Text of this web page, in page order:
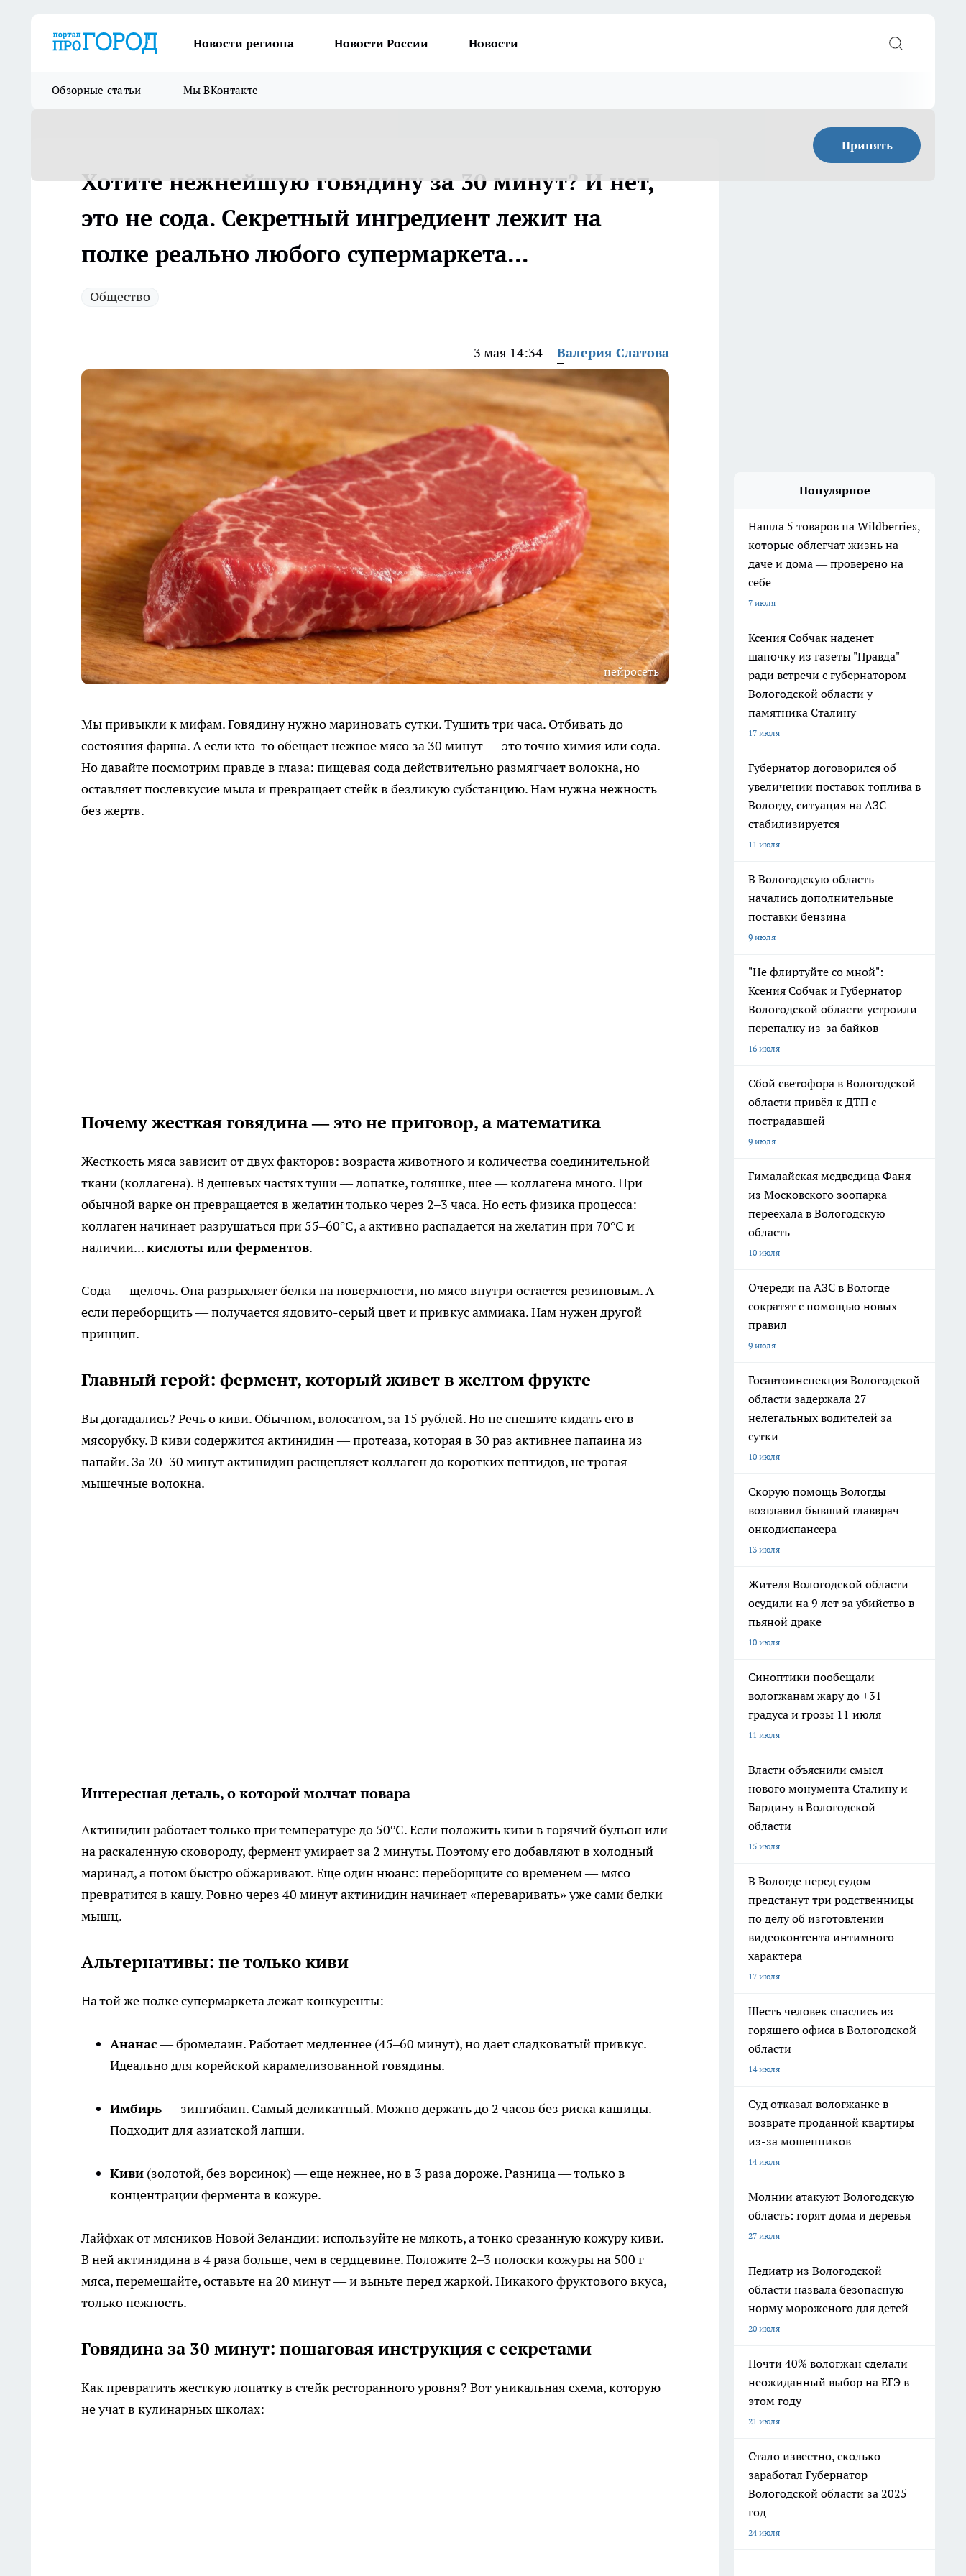
Новости региона Новости России Новости
Обзорные статьи Мы ВКонтакте
Принять
Хотите нежнейшую говядину за 30 минут? И нет,
это не сода. Секретный ингредиент лежит на
полке реально любого супермаркета...
Общество
3 мая 14:34 Валерия Слатова
нейросеть
Мы привыкли к мифам. Говядину нужно мариновать сутки. Тушить три часа. Отбивать до
состояния фарша. А если кто-то обещает нежное мясо за 30 минут — это точно химия или сода.
Но давайте посмотрим правде в глаза: пищевая сода действительно размягчает волокна, но
оставляет послевкусие мыла и превращает стейк в безликую субстанцию. Нам нужна нежность
без жертв.
Почему жесткая говядина — это не приговор, а математика
Жесткость мяса зависит от двух факторов: возраста животного и количества соединительной
ткани (коллагена). В дешевых частях туши — лопатке, голяшке, шее — коллагена много. При
обычной варке он превращается в желатин только через 2–3 часа. Но есть физика процесса:
коллаген начинает разрушаться при 55–60°C, а активно распадается на желатин при 70°C и
наличии...кислоты или ферментов.
Сода — щелочь. Она разрыхляет белки на поверхности, но мясо внутри остается резиновым. А
если переборщить — получается ядовито-серый цвет и привкус аммиака. Нам нужен другой
принцип.
Главный герой: фермент, который живет в желтом фрукте
Вы догадались? Речь о киви. Обычном, волосатом, за 15 рублей. Но не спешите кидать его в
мясорубку. В киви содержится актинидин — протеаза, которая в 30 раз активнее папаина из
папайи. За 20–30 минут актинидин расщепляет коллаген до коротких пептидов, не трогая
мышечные волокна.
Интересная деталь, о которой молчат повара
Актинидин работает только при температуре до 50°C. Если положить киви в горячий бульон или
на раскаленную сковороду, фермент умирает за 2 минуты. Поэтому его добавляют в холодный
маринад, а потом быстро обжаривают. Еще один нюанс: переборщите со временем — мясо
превратится в кашу. Ровно через 40 минут актинидин начинает «переваривать» уже сами белки
мышц.
Альтернативы: не только киви
На той же полке супермаркета лежат конкуренты:
Ананас— бромелаин. Работает медленнее (45–60 минут), но дает сладковатый привкус.
Идеально для корейской карамелизованной говядины.
Имбирь— зингибаин. Самый деликатный. Можно держать до 2 часов без риска кашицы.
Подходит для азиатской лапши.
Киви (золотой, без ворсинок) — еще нежнее, но в 3 раза дороже. Разница — только в
концентрации фермента в кожуре.
Лайфхак от мясников Новой Зеландии: используйте не мякоть, а тонко срезанную кожуру киви.
В ней актинидина в 4 раза больше, чем в сердцевине. Положите 2–3 полоски кожуры на 500 г
мяса, перемешайте, оставьте на 20 минут — и выньте перед жаркой. Никакого фруктового вкуса,
только нежность.
Говядина за 30 минут: пошаговая инструкция с секретами
Как превратить жесткую лопатку в стейк ресторанного уровня? Вот уникальная схема, которую
не учат в кулинарных школах:
Популярное
Нашла 5 товаров на Wildberries,
которые облегчат жизнь на
даче и дома — проверено на
себе
7 июля
Ксения Собчак наденет
шапочку из газеты "Правда"
ради встречи с губернатором
Вологодской области у
памятника Сталину
17 июля
Губернатор договорился об
увеличении поставок топлива в
Вологду, ситуация на АЗС
стабилизируется
11 июля
В Вологодскую область
начались дополнительные
поставки бензина
9 июля
"Не флиртуйте со мной":
Ксения Собчак и Губернатор
Вологодской области устроили
перепалку из-за байков
16 июля
Сбой светофора в Вологодской
области привёл к ДТП с
пострадавшей
9 июля
Гималайская медведица Фаня
из Московского зоопарка
переехала в Вологодскую
область
10 июля
Очереди на АЗС в Вологде
сократят с помощью новых
правил
9 июля
Госавтоинспекция Вологодской
области задержала 27
нелегальных водителей за
сутки
10 июля
Скорую помощь Вологды
возглавил бывший главврач
онкодиспансера
13 июля
Жителя Вологодской области
осудили на 9 лет за убийство в
пьяной драке
10 июля
Синоптики пообещали
вологжанам жару до +31
градуса и грозы 11 июля
11 июля
Власти объяснили смысл
нового монумента Сталину и
Бардину в Вологодской
области
15 июля
В Вологде перед судом
предстанут три родственницы
по делу об изготовлении
видеоконтента интимного
характера
17 июля
Шесть человек спаслись из
горящего офиса в Вологодской
области
14 июля
Суд отказал вологжанке в
возврате проданной квартиры
из-за мошенников
14 июля
Молнии атакуют Вологодскую
область: горят дома и деревья
27 июля
Педиатр из Вологодской
области назвала безопасную
норму мороженого для детей
20 июля
Почти 40% вологжан сделали
неожиданный выбор на ЕГЭ в
этом году
21 июля
Стало известно, сколько
заработал Губернатор
Вологодской области за 2025
год
24 июля